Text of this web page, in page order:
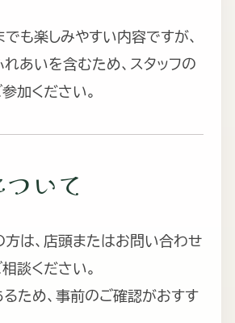
も楽しみやすい内容ですが、
あいを含むため、スタッフの
加ください。
いて
は、店頭またはお問い合わせ
談ください。
ため、事前のご確認がおすす